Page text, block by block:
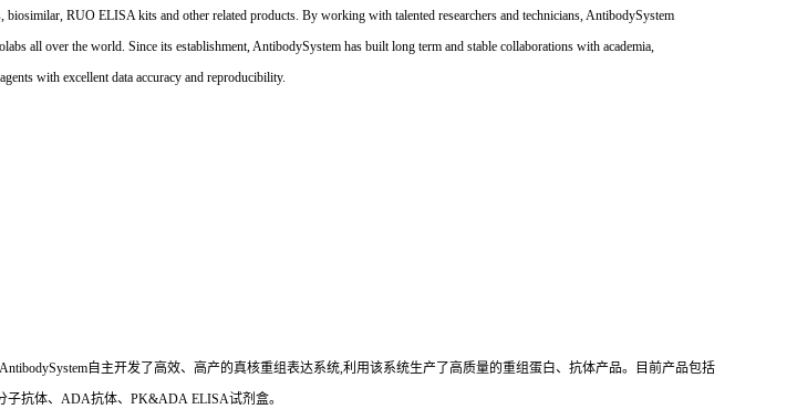
RUO ELISA kits and other related products. By working with talented researchers and technicians, AntibodySystem
all over the world. Since its establishment, AntibodySystem has built long term and stable collaborations with academia,
with excellent data accuracy and reproducibility.
自主开发了高效、高产的真核重组表达系统,利用该系统生产了高质量的重组蛋白、抗体产品。目前产品包括
抗体、ADA抗体、PK&ADA ELISA试剂盒。